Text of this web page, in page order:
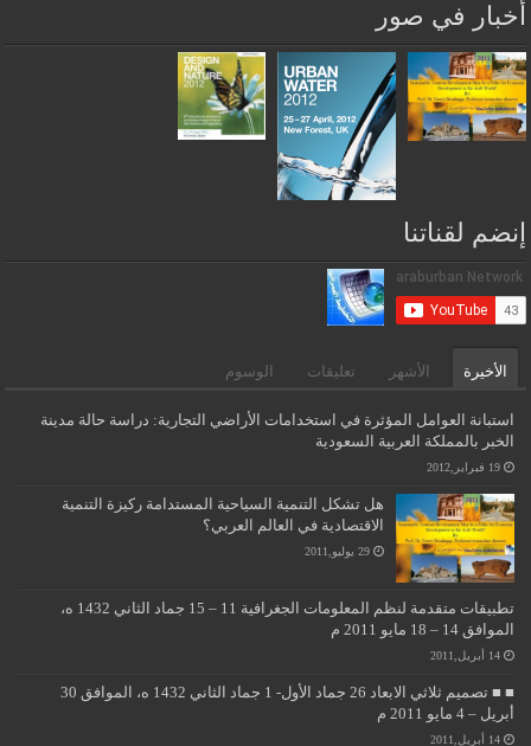
أخبار في صور
إنضم لقناتنا
الأخيرة الأشهر تعليقات الوسوم
استبانة العوامل المؤثرة في استخدامات الأراضي التجارية: دراسة حالة مدينة
الخبر بالمملكة العربية السعودية
19 فبراير,2012
هل تشكل التنمية السياحية المستدامة ركيزة التنمية
الاقتصادية في العالم العربي؟
29 يوليو,2011
تطبيقات متقدمة لنظم المعلومات الجغرافية 11 – 15 جماد الثاني 1432 ه،
الموافق 14 – 18 مايو 2011 م
14 أبريل,2011
■ ■ تصميم ثلاثي الابعاد 26 جماد الأول- 1 جماد الثاني 1432 ه، الموافق 30
أبريل – 4 مايو 2011 م
14 أبريل,2011